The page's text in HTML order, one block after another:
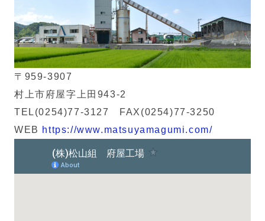
〒959-3907
村上市府屋字上田943-2
TEL(0254)77-3127 FAX(0254)77-3250
WEB https://www.matsuyamagumi.com/